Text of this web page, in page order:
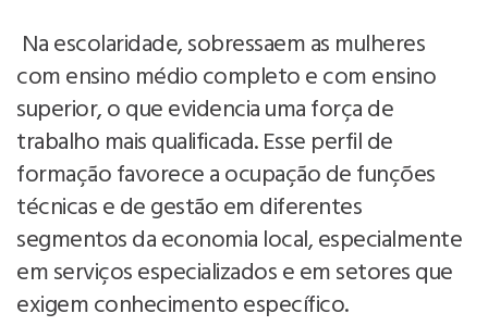
Na escolaridade, sobressaem as mulheres
com ensino médio completo e com ensino
superior, o que evidencia uma força de
trabalho mais qualificada. Esse perfil de
formação favorece a ocupação de funções
técnicas e de gestão em diferentes
segmentos da economia local, especialmente
em serviços especializados e em setores que
exigem conhecimento específico.